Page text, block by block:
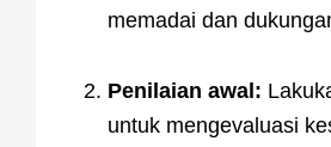
memadai dan
Penilaian awal:
untuk mengevaluasi